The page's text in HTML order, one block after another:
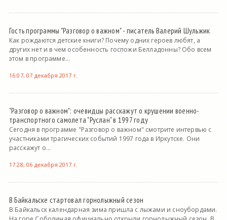
Гость программы "Разговор о важном" - писатель Валерий Шульжик
Как рождаются детские книги? Почему одних героев любят, а
других нет и в чем особенность госпожи Белладонны? Обо всем
этом в программе...
16:07, 07 декабря 2017 г.
"Разговор о важном": очевидцы расскажут о крушении военно-
транспортного самолета "Руслан" в 1997 году
Сегодня в программе "Разговор о важном" смотрите интервью с
участниками трагических событий 1997 года в Иркутске. Они
расскажут о...
17:28, 06 декабря 2017 г.
В Байкальске стартовал горнолыжный сезон
В Байкальск календарная зима пришла с лыжами и сноубордами.